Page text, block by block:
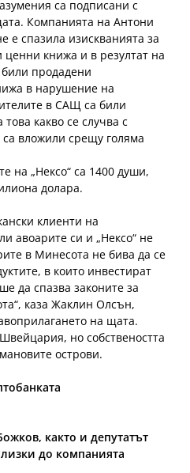
са подписани с
Компанията на Антони
е спазила изискванията за
книжа и в резултат на
продадени
в нарушение на
в САЩ са били
какво се случва с
вложили срещу голяма
на „Нексо“ са 1400 души,
долара.
клиенти на
авоарите си и „Нексо“ не
в Минесота не бива да се
в които инвестират
да спазва законите за
каза Жаклин Олсън,
на щата.
но собствеността
острови.
както и депутатът
до компанията